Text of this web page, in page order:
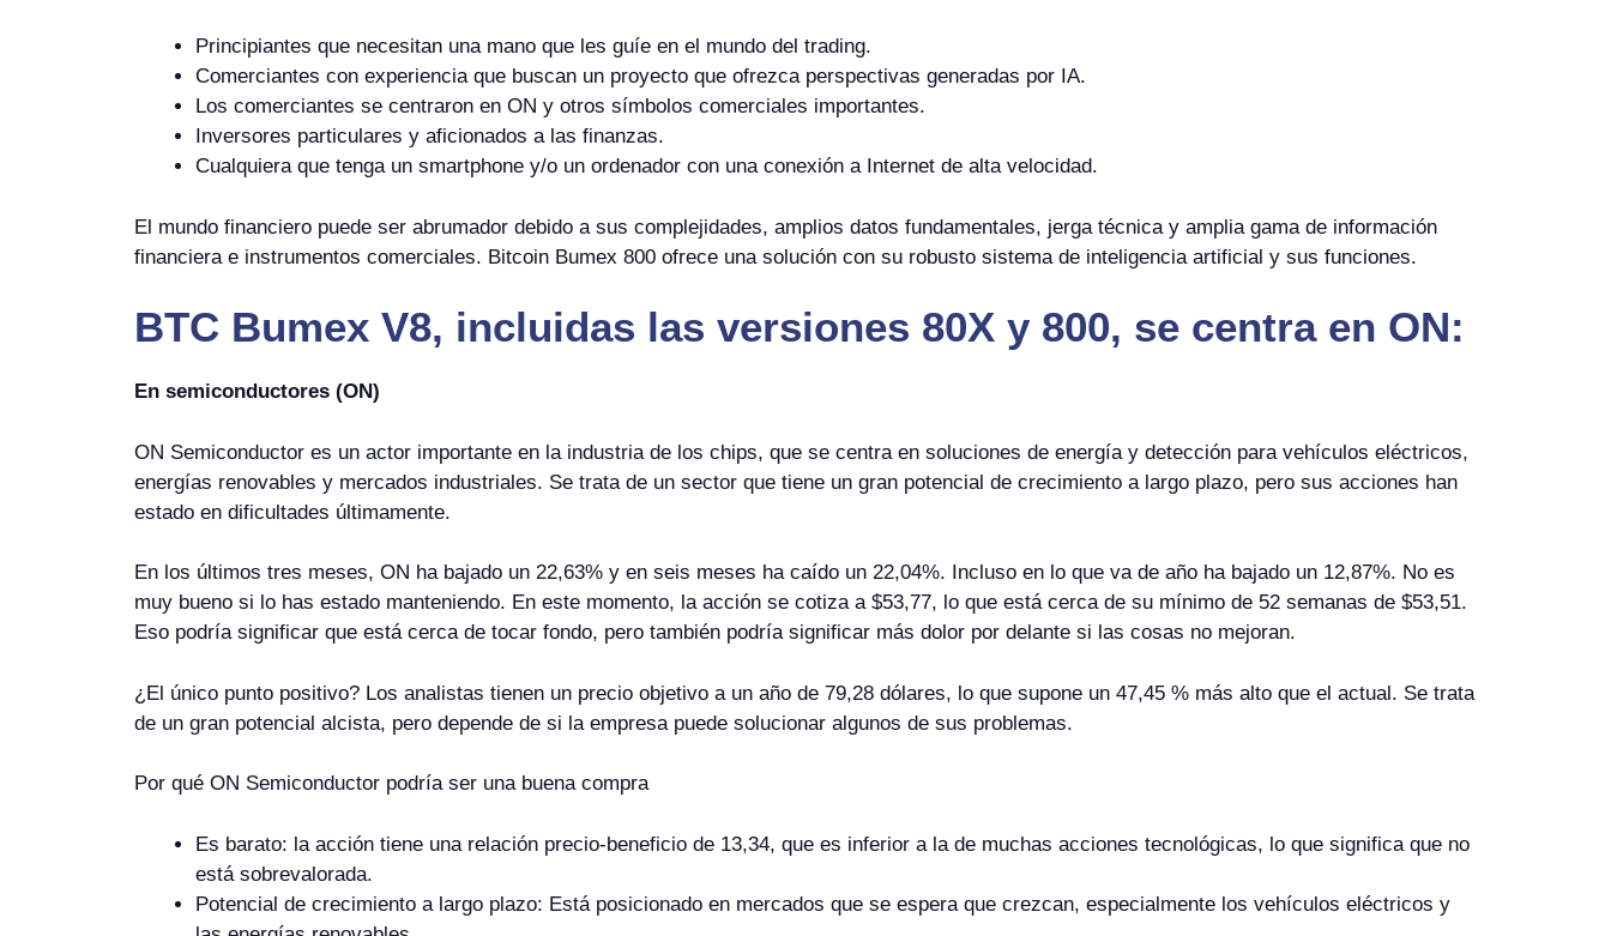
Principiantes que necesitan una mano que les guíe en el mundo del trading.
Comerciantes con experiencia que buscan un proyecto que ofrezca perspectivas generadas por IA.
Los comerciantes se centraron en ON y otros símbolos comerciales importantes.
Inversores particulares y aficionados a las finanzas.
Cualquiera que tenga un smartphone y/o un ordenador con una conexión a Internet de alta velocidad.
El mundo financiero puede ser abrumador debido a sus complejidades, amplios datos fundamentales, jerga técnica y amplia gama de información
financiera e instrumentos comerciales. Bitcoin Bumex 800 ofrece una solución con su robusto sistema de inteligencia artificial y sus funciones.
BTC Bumex V8, incluidas las versiones 80X y 800, se centra en ON:
En semiconductores (ON)
ON Semiconductor es un actor importante en la industria de los chips, que se centra en soluciones de energía y detección para vehículos eléctricos,
energías renovables y mercados industriales. Se trata de un sector que tiene un gran potencial de crecimiento a largo plazo, pero sus acciones han
estado en dificultades últimamente.
En los últimos tres meses, ON ha bajado un 22,63% y en seis meses ha caído un 22,04%. Incluso en lo que va de año ha bajado un 12,87%. No es
muy bueno si lo has estado manteniendo. En este momento, la acción se cotiza a $53,77, lo que está cerca de su mínimo de 52 semanas de $53,51.
Eso podría significar que está cerca de tocar fondo, pero también podría significar más dolor por delante si las cosas no mejoran.
¿El único punto positivo? Los analistas tienen un precio objetivo a un año de 79,28 dólares, lo que supone un 47,45 % más alto que el actual. Se trata
de un gran potencial alcista, pero depende de si la empresa puede solucionar algunos de sus problemas.
Por qué ON Semiconductor podría ser una buena compra
Es barato: la acción tiene una relación precio-beneficio de 13,34, que es inferior a la de muchas acciones tecnológicas, lo que significa que no
está sobrevalorada.
Potencial de crecimiento a largo plazo: Está posicionado en mercados que se espera que crezcan, especialmente los vehículos eléctricos y